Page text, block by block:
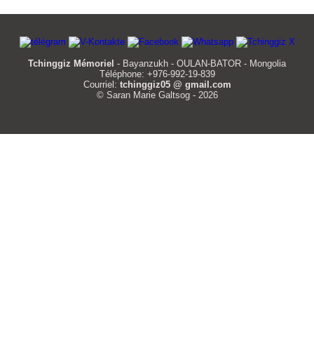
Tchinggiz Mémoriel - Bayanzukh - OULAN-BATOR - Mongolia
Téléphone: +976-992-19-839
Courriel: tchinggiz05 @ gmail.com
© Saran Marie Galtsog - 2026